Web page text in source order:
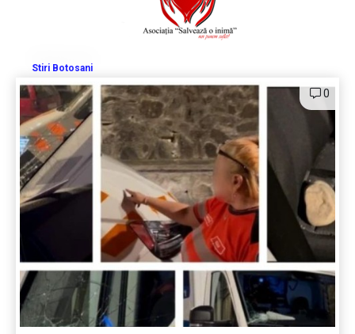
Stiri Botosani
0